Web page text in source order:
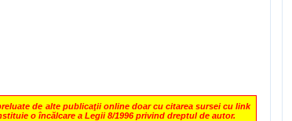
de alte publicaţii online doar cu citarea sursei cu link
o încălcare a Legii 8/1996 privind dreptul de autor.